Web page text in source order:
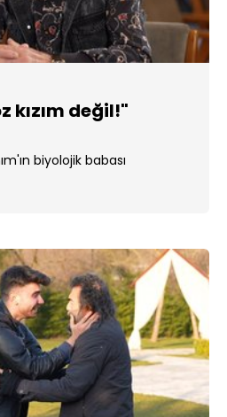
kızım değil!"
biyolojik babası